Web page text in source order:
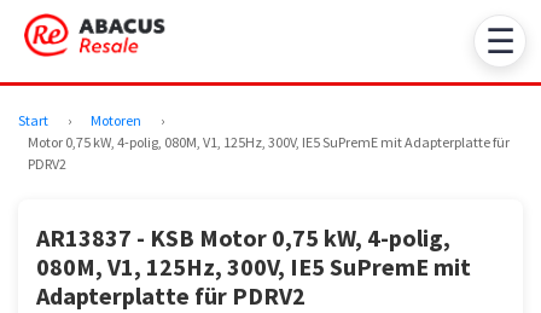
☰
Start › Motoren
›
Motor 0,75 kW, 4-polig, 080M, V1, 125Hz, 300V, IE5 SuPremE mit Adapterplatte für
PDRV2
AR13837 - KSB Motor 0,75 kW, 4-polig,
080M, V1, 125Hz, 300V, IE5 SuPremE mit
Adapterplatte für PDRV2